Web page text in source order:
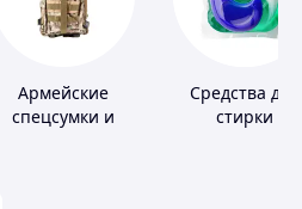
Армейские
спецсумки и
Средства для
стирки